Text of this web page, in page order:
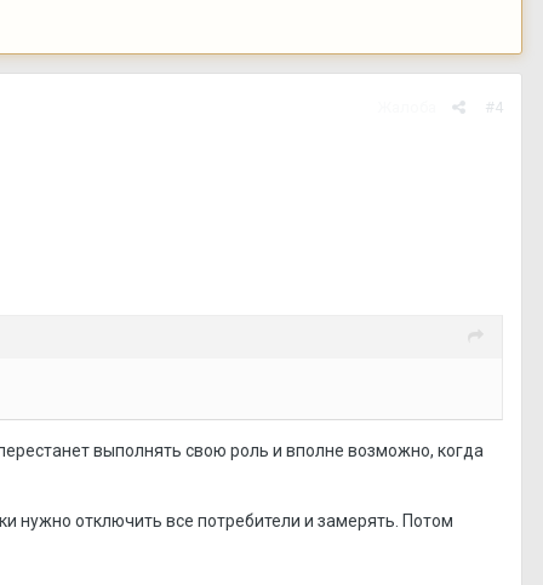
#4
выполнять свою роль и вполне возможно, когда
нужно отключить все потребители и замерять. Потом